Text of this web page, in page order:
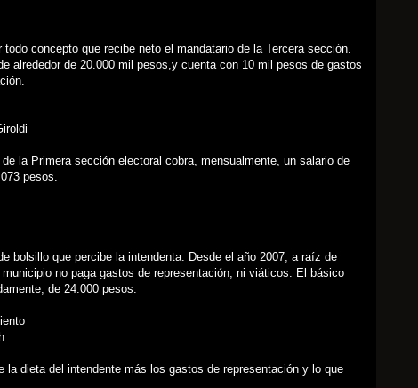
todo concepto que recibe neto el mandatario de la Tercera sección.
alrededor de 20.000 mil pesos,y cuenta con 10 mil pesos de gastos
de la Primera sección electoral cobra, mensualmente, un salario de
pesos.
bolsillo que percibe la intendenta. Desde el año 2007, a raíz de
municipio no paga gastos de representación, ni viáticos. El básico
de 24.000 pesos.
la dieta del intendente más los gastos de representación y lo que